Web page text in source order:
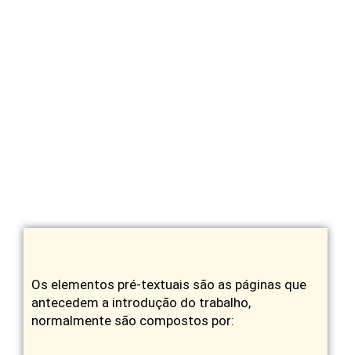
Os elementos pré-textuais são as páginas que
antecedem a introdução do trabalho,
normalmente são compostos por: